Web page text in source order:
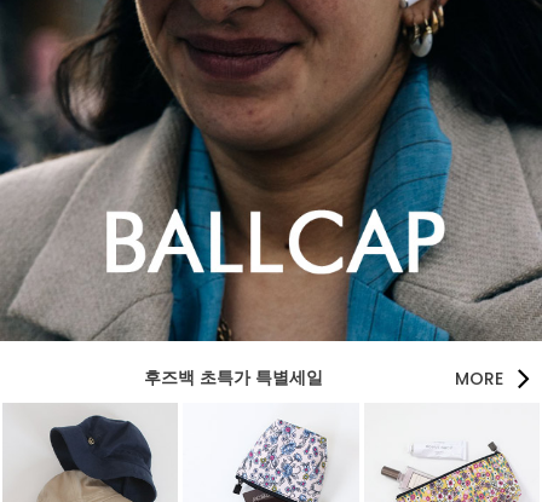
후즈백 초특가 특별세일 MORE